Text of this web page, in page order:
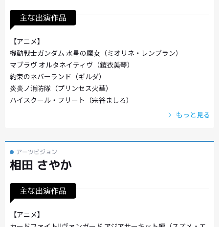
主な出演作品
【アニメ】
機動戦士ガンダム 水星の魔女（ミオリネ・レンブラン）
マブラヴ オルタネイティヴ（鎧衣美琴）
約束のネバーランド（ギルダ）
炎炎ノ消防隊（プリンセス火華）
ハイスクール・フリート（宗谷ましろ）
もっと見る
アーツビジョン
相田 さやか
主な出演作品
【アニメ】